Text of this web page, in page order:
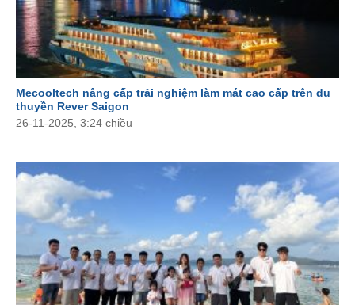
cánh tản nhiệt dạng M mới làm cải thiện hiệu suất tối ưu
hơn, hệ thống luồng phân phối khí tối ưu.
Dòng sản phẩm mới của Mitsubishi Heavy với hệ thống
đa kết nối SCM40 – 125ZM-S đạt mức năng lượng cao
nhất của SEER/SCOP trong lĩnh vực máy điều hòa
không khí, với sự cải thiện cho cả dàn nóng và dàn
Chiều dài đường ống ga và độ cao chênh lệch tối đa của
“Dàn Nóng Mitsubishi Multi Inverter 2 Chiều 20.500BTU
(SCM60ZM-S1)” đến 25m.
3. Mecooltech cam kết:
Mecooltech nâng cấp trải nghiệm làm mát cao cấp trên du
thuyền Rever Saigon
26-11-2025, 3:24 chiều